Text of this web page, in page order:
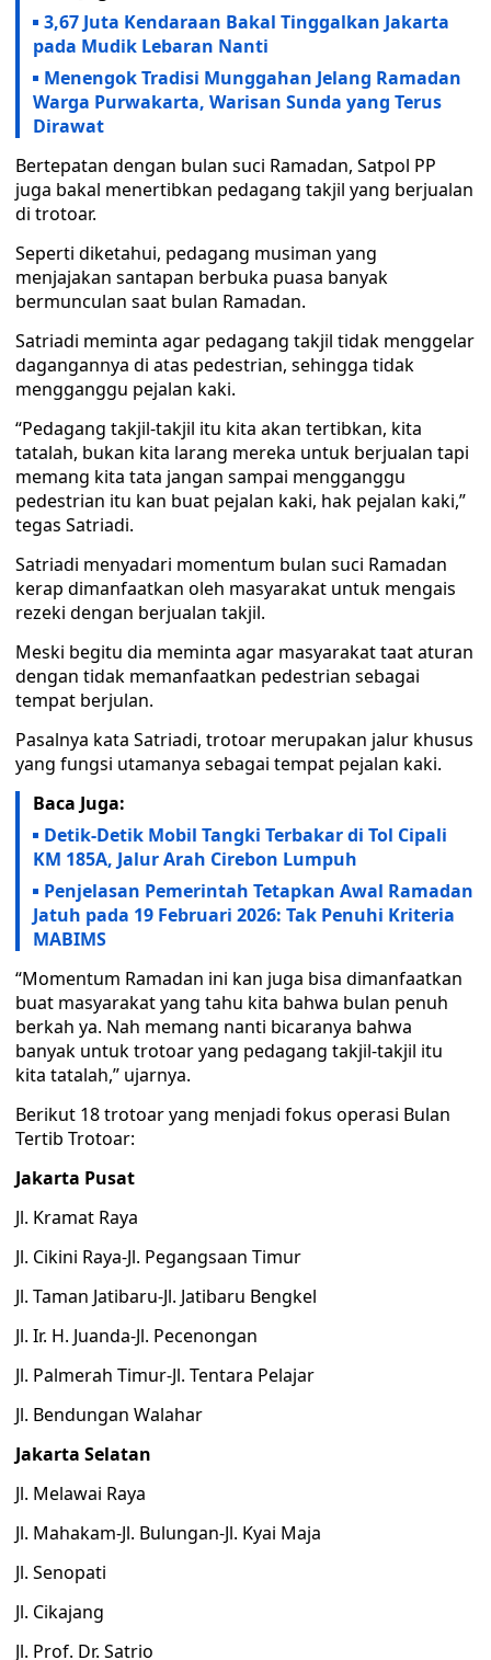
3,67 Juta Kendaraan Bakal Tinggalkan Jakarta
pada Mudik Lebaran Nanti
Menengok Tradisi Munggahan Jelang Ramadan
Warga Purwakarta, Warisan Sunda yang Terus
Dirawat
Bertepatan dengan bulan suci Ramadan, Satpol PP
juga bakal menertibkan pedagang takjil yang berjualan
di trotoar.
Seperti diketahui, pedagang musiman yang
menjajakan santapan berbuka puasa banyak
bermunculan saat bulan Ramadan.
Satriadi meminta agar pedagang takjil tidak menggelar
dagangannya di atas pedestrian, sehingga tidak
mengganggu pejalan kaki.
“Pedagang takjil-takjil itu kita akan tertibkan, kita
tatalah, bukan kita larang mereka untuk berjualan tapi
memang kita tata jangan sampai mengganggu
pedestrian itu kan buat pejalan kaki, hak pejalan kaki,”
tegas Satriadi.
Satriadi menyadari momentum bulan suci Ramadan
kerap dimanfaatkan oleh masyarakat untuk mengais
rezeki dengan berjualan takjil.
Meski begitu dia meminta agar masyarakat taat aturan
dengan tidak memanfaatkan pedestrian sebagai
tempat berjulan.
Pasalnya kata Satriadi, trotoar merupakan jalur khusus
yang fungsi utamanya sebagai tempat pejalan kaki.
Baca Juga:
Detik-Detik Mobil Tangki Terbakar di Tol Cipali
KM 185A, Jalur Arah Cirebon Lumpuh
Penjelasan Pemerintah Tetapkan Awal Ramadan
Jatuh pada 19 Februari 2026: Tak Penuhi Kriteria
MABIMS
“Momentum Ramadan ini kan juga bisa dimanfaatkan
buat masyarakat yang tahu kita bahwa bulan penuh
berkah ya. Nah memang nanti bicaranya bahwa
banyak untuk trotoar yang pedagang takjil-takjil itu
kita tatalah,” ujarnya.
Berikut 18 trotoar yang menjadi fokus operasi Bulan
Tertib Trotoar:
Jakarta Pusat
Jl. Kramat Raya
Jl. Cikini Raya-Jl. Pegangsaan Timur
Jl. Taman Jatibaru-Jl. Jatibaru Bengkel
Jl. Ir. H. Juanda-Jl. Pecenongan
Jl. Palmerah Timur-Jl. Tentara Pelajar
Jl. Bendungan Walahar
Jakarta Selatan
Jl. Melawai Raya
Jl. Mahakam-Jl. Bulungan-Jl. Kyai Maja
Jl. Senopati
Jl. Cikajang
Jl. Prof. Dr. Satrio